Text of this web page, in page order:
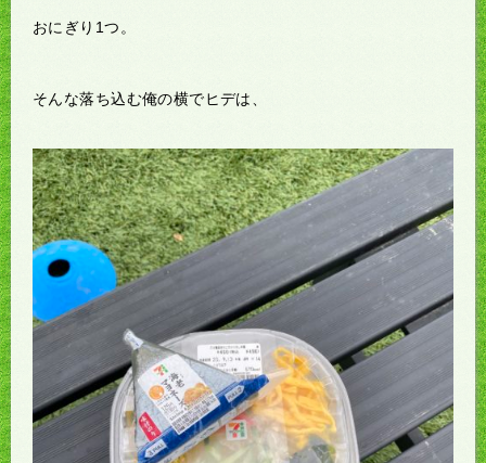
おにぎり1つ。
そんな落ち込む俺の横でヒデは、